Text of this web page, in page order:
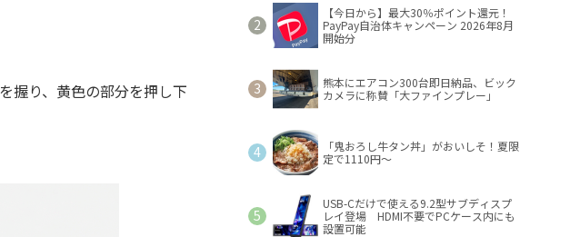
握り、黄色の部分を押し下
【今日から】最大30％ポイント還元！
PayPay自治体キャンペーン 2026年8月
開始分
熊本にエアコン300台即日納品、ビック
カメラに称賛「大ファインプレー」
「鬼おろし牛タン丼」がおいしそ！夏限
定で1110円～
USB-Cだけで使える9.2型サブディスプ
レイ登場 HDMI不要でPCケース内にも
設置可能